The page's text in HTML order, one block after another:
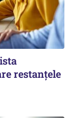
restanțele